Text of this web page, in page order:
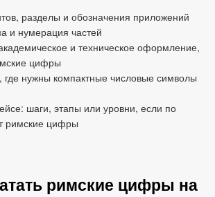
разделы и обозначения приложений
и нумерация частей
и техническое оформление,
цифры
где нужны компактные числовые символы
шаги, этапы или уровни, если по
римские цифры
римские цифры на